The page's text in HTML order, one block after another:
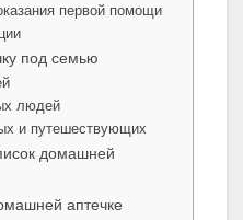
первой помощи
под семью
людей
и путешествующих
домашней
аптечке